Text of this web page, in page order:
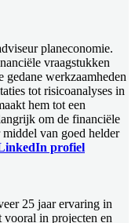
planeconomie.
vraagstukken
werkzaamheden
tot risicoanalyses in
hem tot een
om de financiële
van goed helder
profiel
25 jaar ervaring in
in projecten en